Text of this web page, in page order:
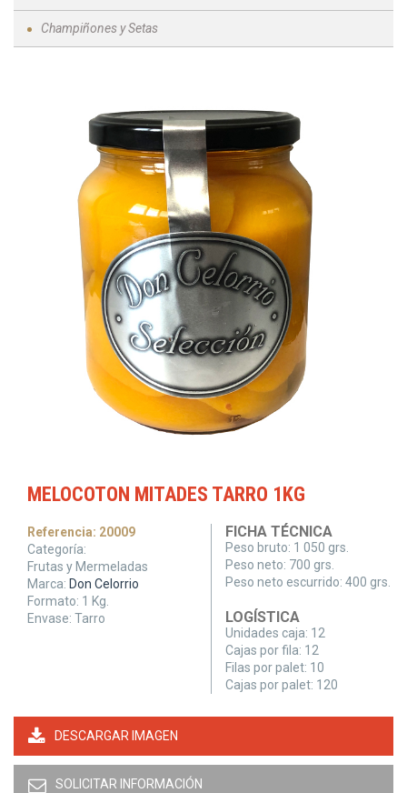
Champiñones y Setas
MELOCOTON MITADES TARRO 1KG
Referencia: 20009
Categoría:
Frutas y Mermeladas
Marca: Don Celorrio
Formato: 1 Kg.
Envase: Tarro
FICHA TÉCNICA
Peso bruto: 1 050 grs.
Peso neto: 700 grs.
Peso neto escurrido: 400 grs.
LOGÍSTICA
Unidades caja: 12
Cajas por fila: 12
Filas por palet: 10
Cajas por palet: 120
DESCARGAR IMAGEN
SOLICITAR INFORMACIÓN